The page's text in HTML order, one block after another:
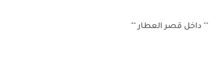
"" داخل قصر العطار ""